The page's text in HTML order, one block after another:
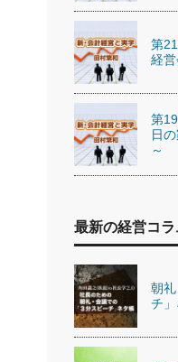
第
経
第
日
～
最新の経営コラ
朝
チ」